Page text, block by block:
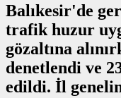
Balıkesir'de
trafik huzur
gözaltına
denetlendi ve
edildi. İl